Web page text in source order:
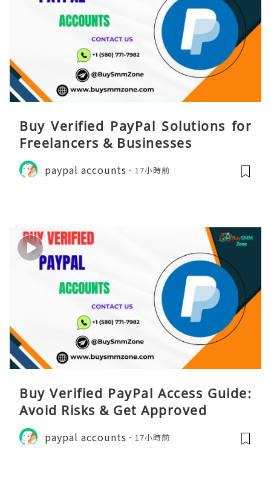
Buy Verified PayPal Solutions for
Freelancers & Businesses
paypal accounts 17小時前
Buy Verified PayPal Access Guide:
Avoid Risks & Get Approved
paypal accounts 17小時前